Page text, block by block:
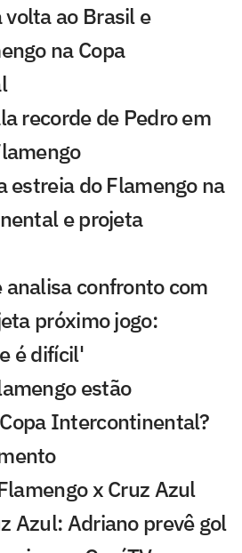
ao Brasil e
na Copa
recorde de Pedro em
estreia do Flamengo na
e projeta
confronto com
próximo jogo:
é difícil'
estão
Intercontinental?
x Cruz Azul
Azul: Adriano prevê gol